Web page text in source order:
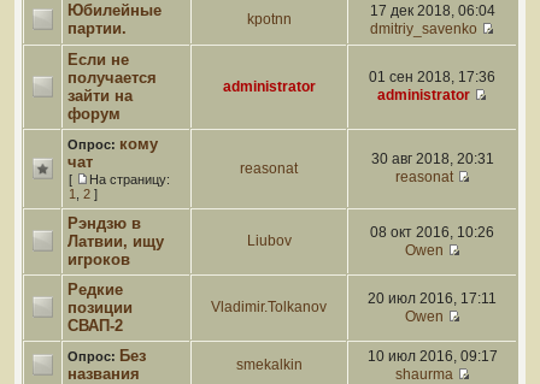
Юбилейные
партии.
kpotnn
17 дек 2018, 06:04
dmitriy_savenko
Если не
получается
зайти на
форум
administrator
01 сен 2018, 17:36
administrator
Опрос: кому
чат
[
На страницу:
1
2 ]
reasonat
30 авг 2018, 20:31
reasonat
Рэндзю в
Латвии, ищу
игроков
Liubov
08 окт 2016, 10:26
Owen
Редкие
позиции
СВАП-2
Vladimir.Tolkanov
20 июл 2016, 17:11
Owen
Опрос: Без
названия
smekalkin
10 июл 2016, 09:17
shaurma